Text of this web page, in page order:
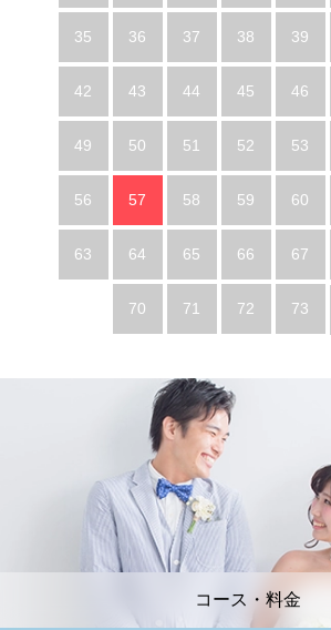
35 36 37 38 39
42 43 44 45 46
49 50 51 52 53
56 57 58 59 60
63 64 65 66 67
70 71 72 73
コース・料金